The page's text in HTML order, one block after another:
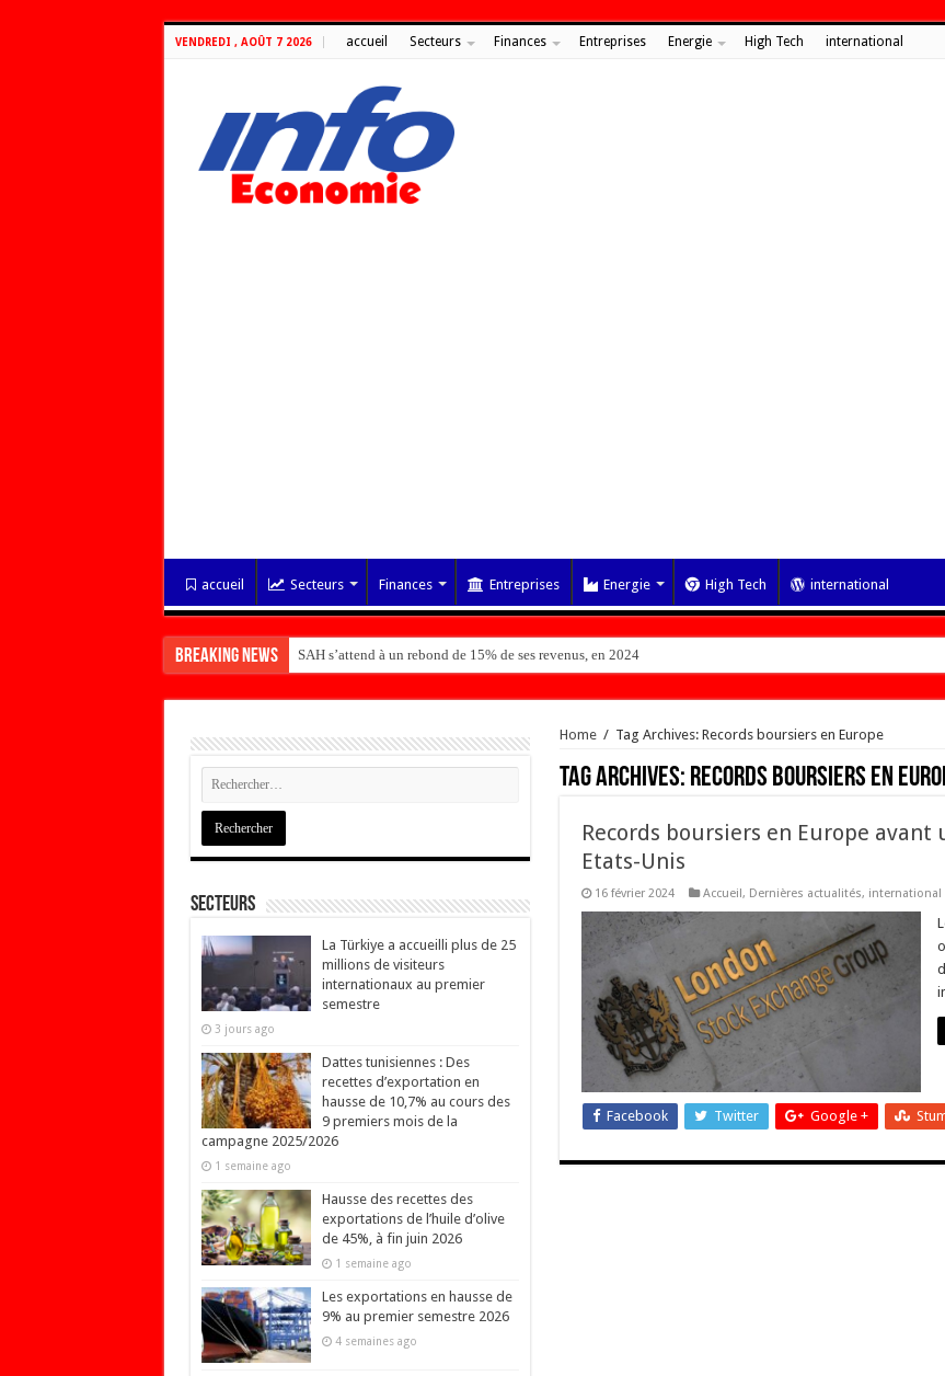
VENDREDI , AOÛT 7 2026 accueil Secteurs Finances Entreprises Energie High Tech international
accueil Secteurs Finances Entreprises Energie High Tech international
Breaking News SAH s’attend à un rebond de 15% de ses revenus, en 2024
Home / Tag Archives: Records boursiers en Europe
Tag Archives: Records boursiers en
Records boursiers en Europe
Etats-Unis
16 février 2024 Accueil , Dernières actualités, international
Facebook Twitter Google +
Secteurs
La Türkiye a accueilli plus de 25
millions de visiteurs
internationaux au premier
semestre
3 jours ago
Dattes tunisiennes : Des
recettes d’exportation en
hausse de 10,7% au cours des
9 premiers mois de la
campagne 2025/2026
1 semaine ago
Hausse des recettes des
exportations de l’huile d’olive
de 45%, à fin juin 2026
1 semaine ago
Les exportations en hausse de
9% au premier semestre 2026
4 semaines ago